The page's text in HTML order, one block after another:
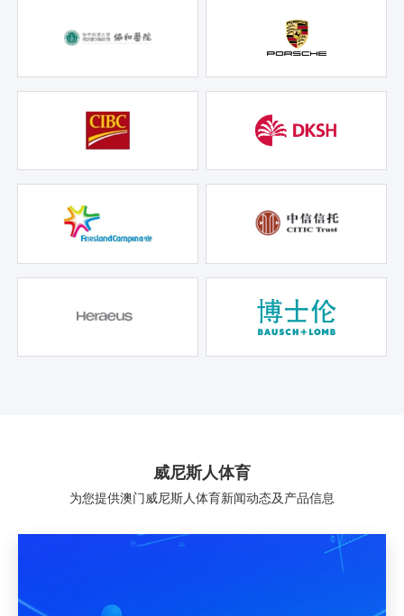
威尼斯人体育
为您提供澳门威尼斯人体育新闻动态及产品信息